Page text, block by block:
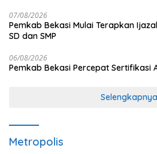
07/08/2026
Pemkab Bekasi Mulai Terapkan
SD dan SMP
06/08/2026
Pemkab Bekasi Percepat Sertifikasi
Selengkapnya
Metropolis